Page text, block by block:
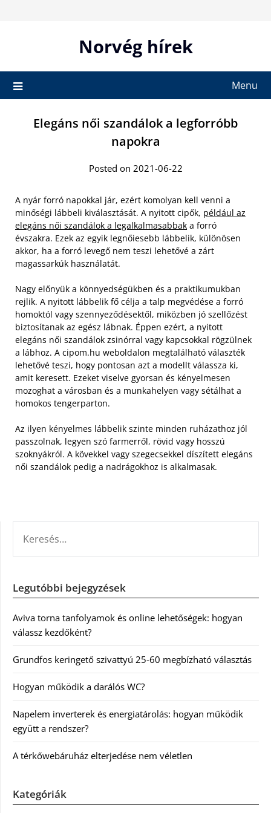
Norvég hírek
Menu
Elegáns női szandálok a legforróbb
napokra
Posted on 2021-06-22
A nyár forró napokkal jár, ezért komolyan kell venni a
minőségi lábbeli kiválasztását. A nyitott cipők, például az
elegáns női szandálok a legalkalmasabbak a forró
évszakra. Ezek az egyik legnőiesebb lábbelik, különösen
akkor, ha a forró levegő nem teszi lehetővé a zárt
magassarkúk használatát.
Nagy előnyük a könnyedségükben és a praktikumukban
rejlik. A nyitott lábbelik fő célja a talp megvédése a forró
homoktól vagy szennyeződésektől, miközben jó szellőzést
biztosítanak az egész lábnak. Éppen ezért, a nyitott
elegáns női szandálok zsinórral vagy kapcsokkal rögzülnek
a lábhoz. A cipom.hu weboldalon megtalálható választék
lehetővé teszi, hogy pontosan azt a modellt válassza ki,
amit keresett. Ezeket viselve gyorsan és kényelmesen
mozoghat a városban és a munkahelyen vagy sétálhat a
homokos tengerparton.
Az ilyen kényelmes lábbelik szinte minden ruházathoz jól
passzolnak, legyen szó farmerről, rövid vagy hosszú
szoknyákról. A kövekkel vagy szegecsekkel díszített elegáns
női szandálok pedig a nadrágokhoz is alkalmasak.
Legutóbbi bejegyzések
Aviva torna tanfolyamok és online lehetőségek: hogyan
válassz kezdőként?
Grundfos keringető szivattyú 25-60 megbízható választás
Hogyan működik a darálós WC?
Napelem inverterek és energiatárolás: hogyan működik
együtt a rendszer?
A térkőwebáruház elterjedése nem véletlen
Kategóriák